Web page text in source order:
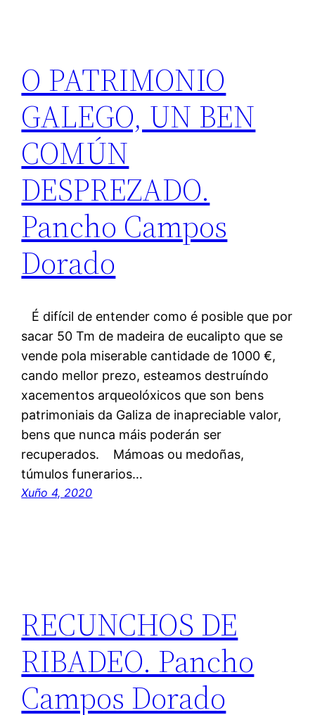
O PATRIMONIO
GALEGO, UN BEN
COMÚN
DESPREZADO.
Pancho Campos
Dorado
É difícil de entender como é posible que por
sacar 50 Tm de madeira de eucalipto que se
vende pola miserable cantidade de 1000 €,
cando mellor prezo, esteamos destruíndo
xacementos arqueolóxicos que son bens
patrimoniais da Galiza de inapreciable valor,
bens que nunca máis poderán ser
recuperados. Mámoas ou medoñas,
túmulos funerarios…
Xuño 4, 2020
RECUNCHOS DE
RIBADEO. Pancho
Campos Dorado